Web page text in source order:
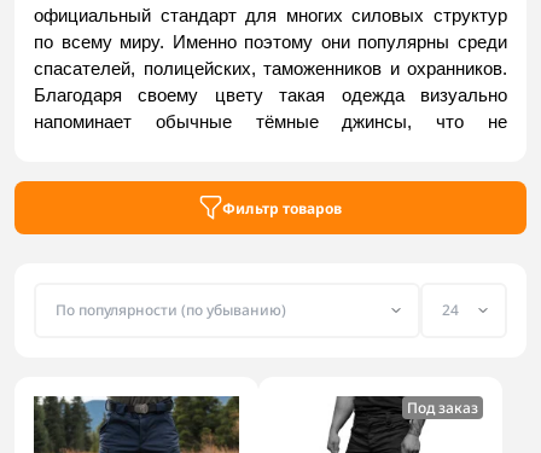
официальный стандарт для многих силовых структур
по всему миру. Именно поэтому они популярны среди
спасателей, полицейских, таможенников и охранников.
Благодаря своему цвету такая одежда визуально
напоминает обычные тёмные джинсы, что не
средством, поэтому редко используются военными в
Фильтр товаров
Под заказ